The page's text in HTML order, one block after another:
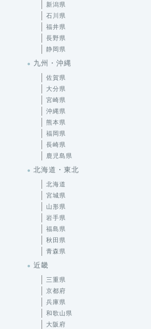
新潟県
石川県
福井県
長野県
静岡県
九州・沖縄
佐賀県
大分県
宮崎県
沖縄県
熊本県
福岡県
長崎県
鹿児島県
北海道・東北
北海道
宮城県
山形県
岩手県
福島県
秋田県
青森県
近畿
三重県
京都府
兵庫県
和歌山県
大阪府